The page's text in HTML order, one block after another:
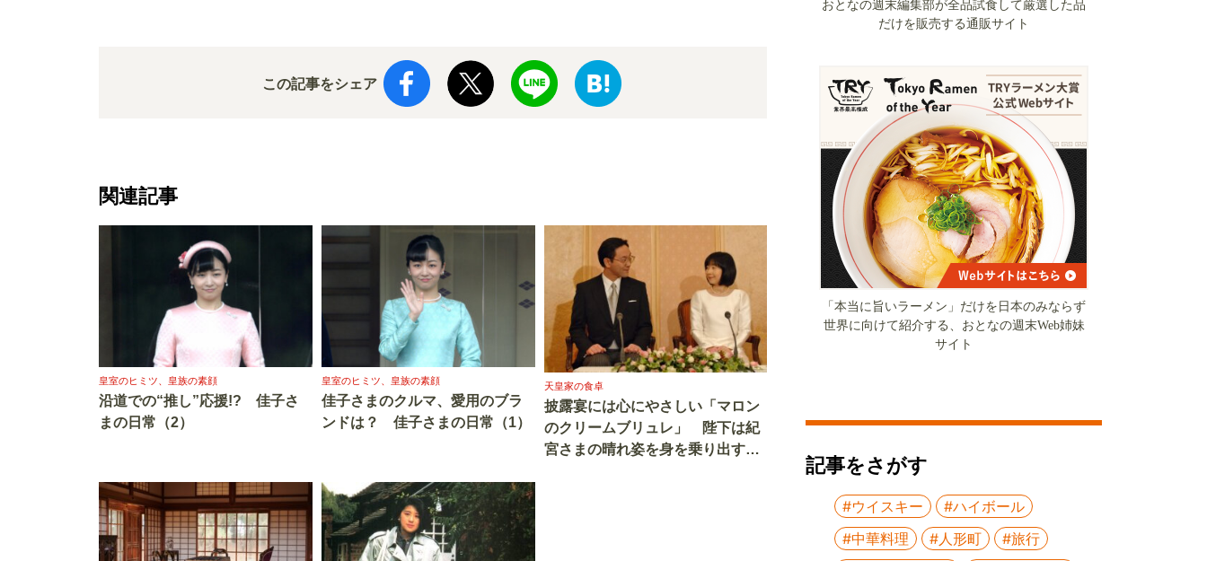
この記事をシェア
関連記事
皇室のヒミツ、皇族の素顔
沿道での“推し”応援!? 佳子さ
まの日常（2）
皇室のヒミツ、皇族の素顔
佳子さまのクルマ、愛用のブラ
ンドは？ 佳子さまの日常（1）
天皇家の食卓
披露宴には心にやさしい「マロン
のクリームブリュレ」 陛下は紀
宮さまの晴れ姿を身を乗り出すよ
おとなの週末編集部が全品試食して厳選した品
だけを販売する通販サイト
「本当に旨いラーメン」だけを日本のみならず
世界に向けて紹介する、おとなの週末Web姉妹
サイト
記事をさがす
#ウイスキー
#ハイボール
#中華料理
#人形町
#旅行